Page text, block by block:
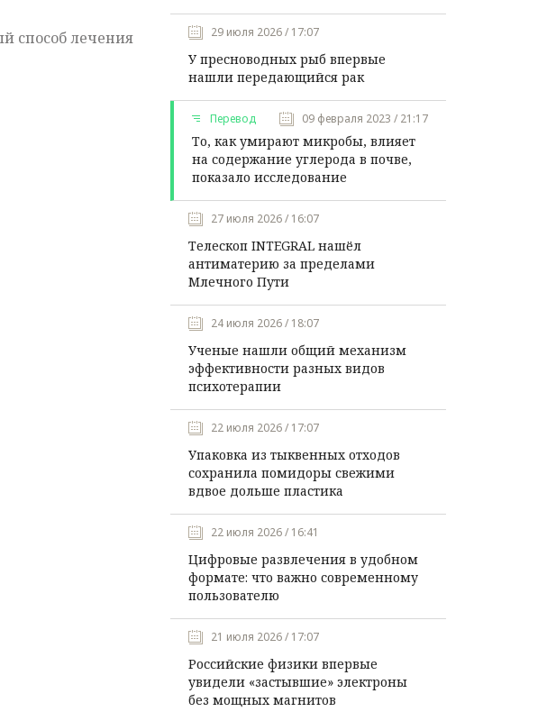
способ лечения
29 июля 2026 / 17:07
У пресноводных рыб впервые
нашли передающийся рак
Перевод 09 февраля 2023 / 21:17
То, как умирают микробы, влияет
на содержание углерода в почве,
показало исследование
27 июля 2026 / 16:07
Телескоп INTEGRAL нашёл
антиматерию за пределами
Млечного Пути
24 июля 2026 / 18:07
Ученые нашли общий механизм
эффективности разных видов
психотерапии
22 июля 2026 / 17:07
Упаковка из тыквенных отходов
сохранила помидоры свежими
вдвое дольше пластика
22 июля 2026 / 16:41
Цифровые развлечения в удобном
формате: что важно современному
пользователю
21 июля 2026 / 17:07
Российские физики впервые
увидели «застывшие» электроны
без мощных магнитов